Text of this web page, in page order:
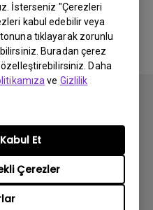
İsterseniz "Çerezleri
kabul edebilir veya
tıklayarak zorunlu
Buradan çerez
Daha
ve Gizlilik
Çerezler
Et
yok